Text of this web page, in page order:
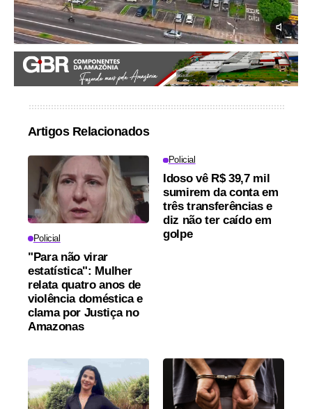
Artigos Relacionados
Policial
"Para não virar
estatística": Mulher
relata quatro anos de
violência doméstica e
clama por Justiça no
Amazonas
Policial
Idoso vê R$ 39,7 mil
sumirem da conta em
três transferências e
diz não ter caído em
golpe